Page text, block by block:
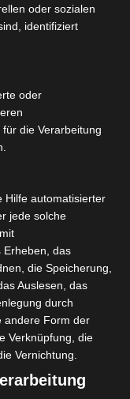
auch wie Sie das
und
not found
download?
Deutsch
oder sozialen
identifiziert
oder
die Verarbeitung
Hilfe automatisierter
jede solche
Erheben, das
die Speicherung,
Auslesen, das
durch
andere Form der
Verknüpfung, die
Vernichtung.